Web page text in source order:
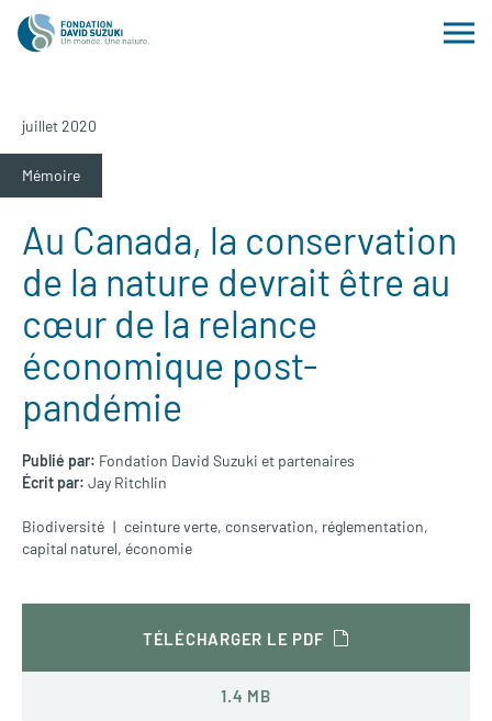
juillet 2020
Mémoire
Au Canada, la conservation
de la nature devrait être au
cœur de la relance
économique post-
pandémie
Publié par: Fondation David Suzuki et partenaires
Écrit par: Jay Ritchlin
Biodiversité ceinture verte, conservation, réglementation,
capital naturel, économie
TÉLÉCHARGER LE PDF
1.4 MB